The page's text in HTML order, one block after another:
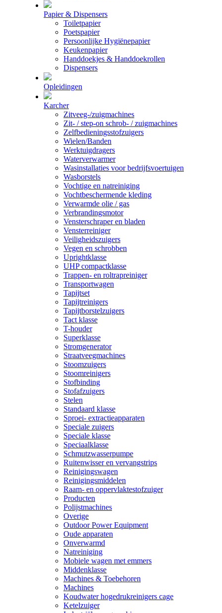
Papier & Dispensers
Toiletpapier
Poetspapier
Persoonlijke Hygiënepapier
Keukenpapier
Handdoekjes & Handdoekrollen
Dispensers
Opleidingen
Karcher
Zitveeg-/zuigmachines
Zit- / step-on schrob- / zuigmachines
Zelfbedieningsstofzuigers
Wielen/Banden
Werktuigdragers
Waterverwarmer
Wasinstallaties voor bedrijfsvoertuigen
Wasborstels
Vochtige en natreiniging
Vochtbeschermende kleding
Verwarmde olie / gas
Verbrandingsmotor
Vensterschraper en bladen
Vensterreiniger
Veiligheidszuigers
Vegen en schrobben
Uprightklasse
UHP compactklasse
Trappen- en roltrapreiniger
Transportwagen
Tapijtset
Tapijtreinigers
Tapijtborstelzuigers
Tact klasse
T-houder
Superklasse
Stromgenerator
Straatveegmachines
Stoomzuigers
Stoomreinigers
Stofbinding
Stofafzuigers
Stelen
Standaard klasse
Sproei- extractieapparaten
Speciale zuigers
Speciale klasse
Speciaalklasse
Schmutzwasserpumpe
Ruitenwisser en vervangstrips
Reinigingswagen
Reinigingsmiddelen
Raam- en oppervlaktestofzuiger
Producten
Polijstmachines
Overige
Outdoor Power Equipment
Oude apparaten
Onverwarmd
Natreiniging
Mobiele wagen met emmers
Middenklasse
Machines & Toebehoren
Machines
Koudwater hogedrukreinigers cage
Ketelzuiger